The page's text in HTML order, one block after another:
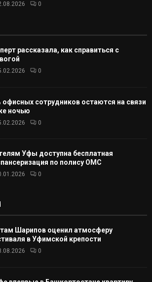
0
рассказала, как справиться с
0
офисных сотрудников остаются на связи
ночью
0
Уфы доступна бесплатная
по полису ОМС
0
Шарипов оценил атмосферу
в Уфимской крепости
0